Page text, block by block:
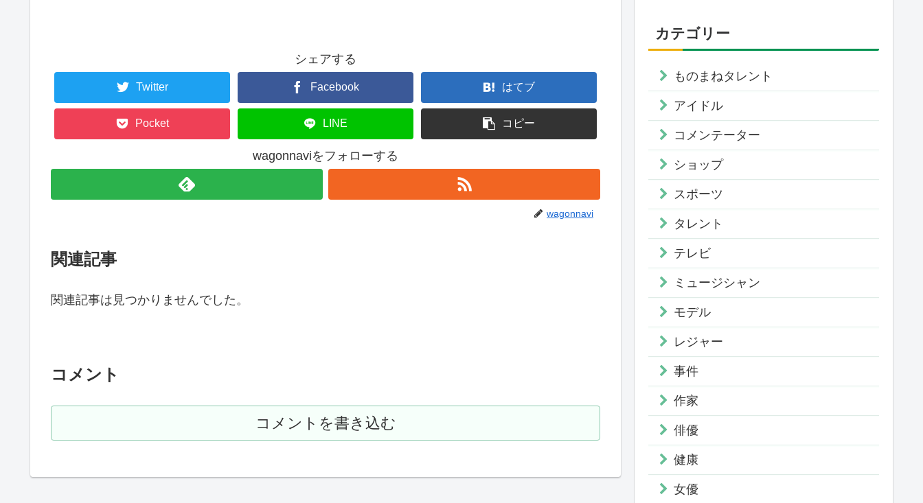
シェアする
Twitter Facebook はてブ
Pocket LINE コピー
wagonnaviをフォローする
wagonnavi
関連記事
関連記事は見つかりませんでした。
コメント
コメントを書き込む
カテゴリー
ものまねタレント
アイドル
コメンテーター
ショップ
スポーツ
タレント
テレビ
ミュージシャン
モデル
レジャー
事件
作家
俳優
健康
女優